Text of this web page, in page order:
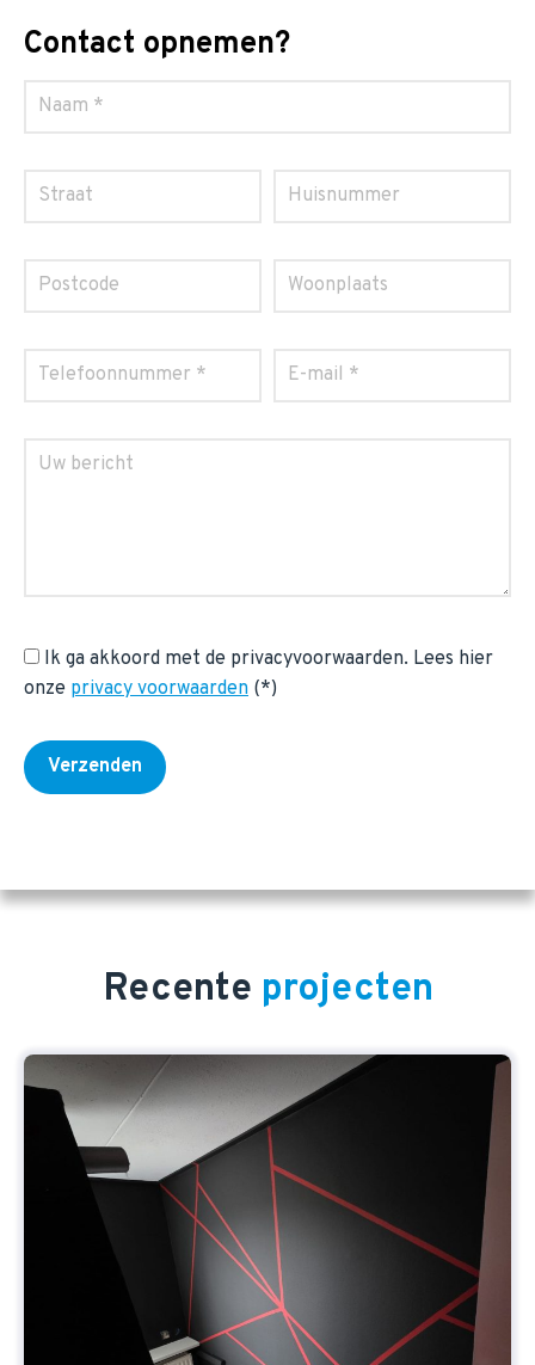
Contact opnemen?
Ik ga akkoord met de privacyvoorwaarden. Lees hier
onze privacy voorwaarden (*)
Recente projecten